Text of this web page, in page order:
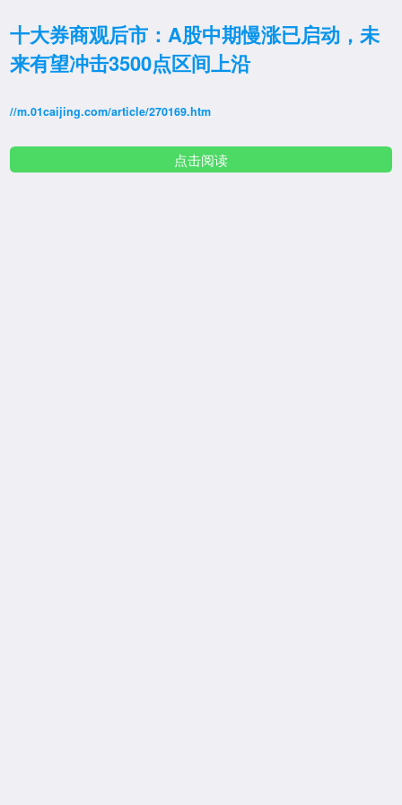
十大券商观后市：A股中期慢涨已启动，未
来有望冲击3500点区间上沿
//m.01caijing.com/article/270169.htm
点击阅读